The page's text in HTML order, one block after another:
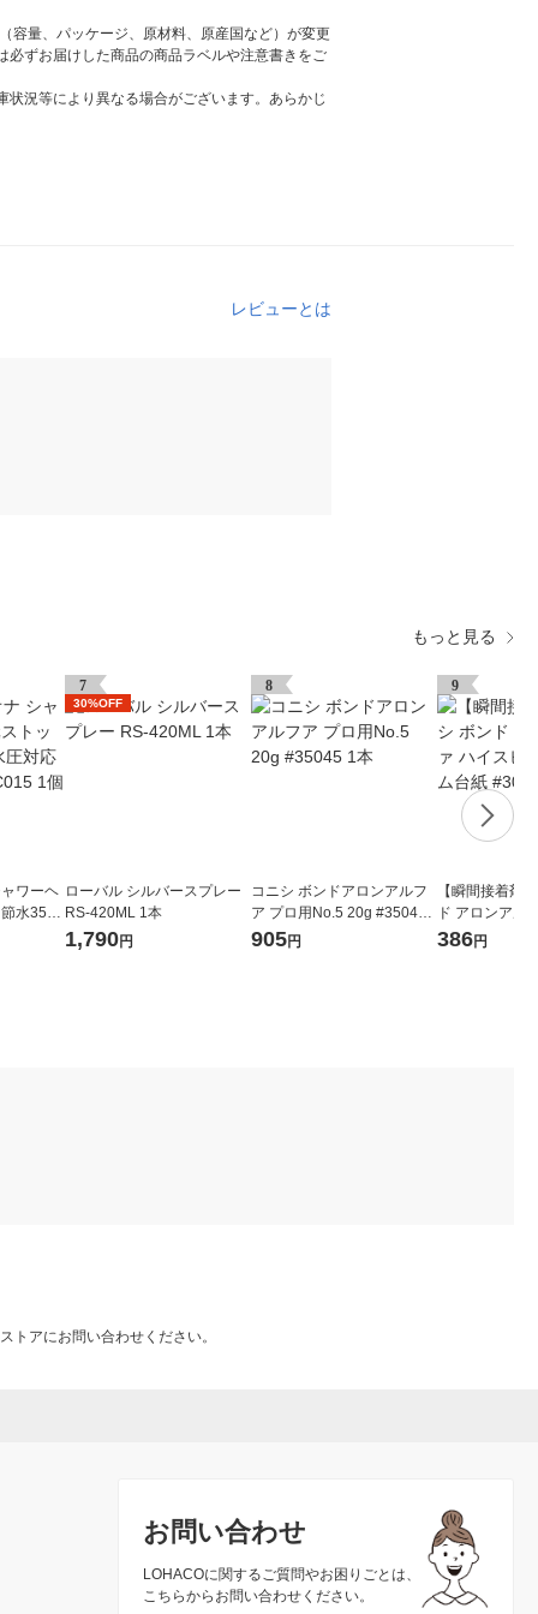
容量、パッケージ、原材料、原産国など）が変更
ずお届けした商品の商品ラベルや注意書きをご
況等により異なる場合がございます。あらかじ
レビューとは
もっと見る
ワーヘ
水35%
GA-FC
7
30%OFF
ローバル シルバースプレー
RS-420ML 1本
1,790円
8
コニシ ボンドアロンアルフ
ア プロ用No.5 20g #35045
1本
905円
9
【瞬間接着剤
ド アロンアル
ードEXスリム
386円
トアにお問い合わせください。
お問い合わせ
LOHACOに関するご質問やお困りごとは、
こちらからお問い合わせください。